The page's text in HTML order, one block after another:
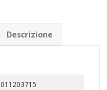
Descrizione
011203715